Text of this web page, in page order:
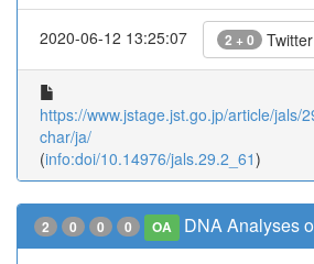
2020-06-12 13:25:07 2 + 0 Twitter
https://www.jstage.jst.go.jp/article/jals/
char/ja/
(info:doi/10.14976/jals.29.2_61)
2 0 0 0 OA DNA Analyses